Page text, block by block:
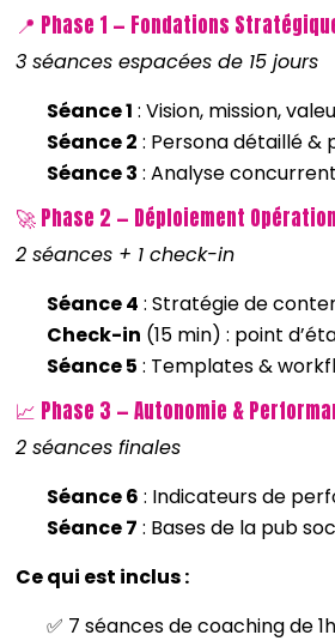
📍 Phase 1 — Fondations
3 séances espacées de 15 jours
Séance 1 : Vision, mission,
Séance 2 : Persona détaillé &
Séance 3 : Analyse
🚀 Phase 2 — Déploiement
2 séances + 1 check-in
Séance 4 : Stratégie de
Check-in (15 min) : point
Séance 5 : Templates &
📈 Phase 3 — Autonomie &
2 séances finales
Séance 6 : Indicateurs de
Séance 7 : Bases de la pub
Ce qui est inclus :
✅ 7 séances de coaching de